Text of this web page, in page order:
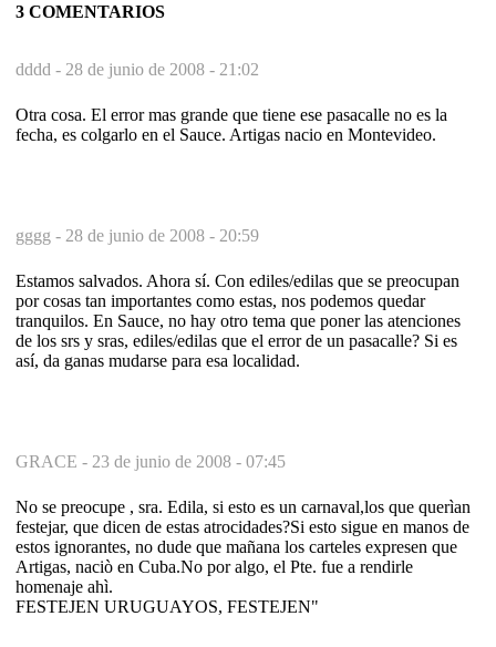
3 COMENTARIOS
dddd - 28 de junio de 2008 - 21:02
Otra cosa. El error mas grande que tiene ese pasacalle no es la
fecha, es colgarlo en el Sauce. Artigas nacio en Montevideo.
gggg - 28 de junio de 2008 - 20:59
Estamos salvados. Ahora sí. Con ediles/edilas que se preocupan
por cosas tan importantes como estas, nos podemos quedar
tranquilos. En Sauce, no hay otro tema que poner las atenciones
de los srs y sras, ediles/edilas que el error de un pasacalle? Si es
así, da ganas mudarse para esa localidad.
GRACE - 23 de junio de 2008 - 07:45
No se preocupe , sra. Edila, si esto es un carnaval,los que querìan
festejar, que dicen de estas atrocidades?Si esto sigue en manos de
estos ignorantes, no dude que mañana los carteles expresen que
Artigas, naciò en Cuba.No por algo, el Pte. fue a rendirle
homenaje ahì.
FESTEJEN URUGUAYOS, FESTEJEN"